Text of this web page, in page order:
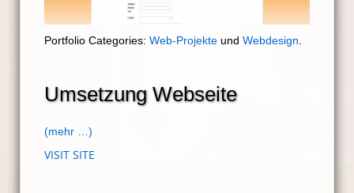
Portfolio Categories: Web-Projekte und Webdesign
Umsetzung Webseite
(mehr …)
VISIT SITE